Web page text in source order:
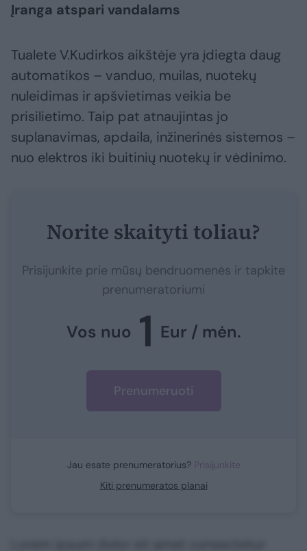
Įranga atspari vandalams
Tualete V.Kudirkos aikštėje yra įdiegta daug
automatikos – vanduo, muilas, nuotekų
nuleidimas ir apšvietimas veikia be
prisilietimo. Taip pat atnaujintas jo
suplanavimas, apdaila, inžinerinės sistemos –
nuo elektros iki buitinių nuotekų ir vėdinimo.
Norite skaityti toliau?
Prisijunkite prie mūsų bendruomenės ir tapkite
prenumeratoriumi
Vos nuo 1 Eur / mėn.
Prenumeruoti
Jau esate prenumeratorius? Prisijunkite
Kiti prenumeratos planai